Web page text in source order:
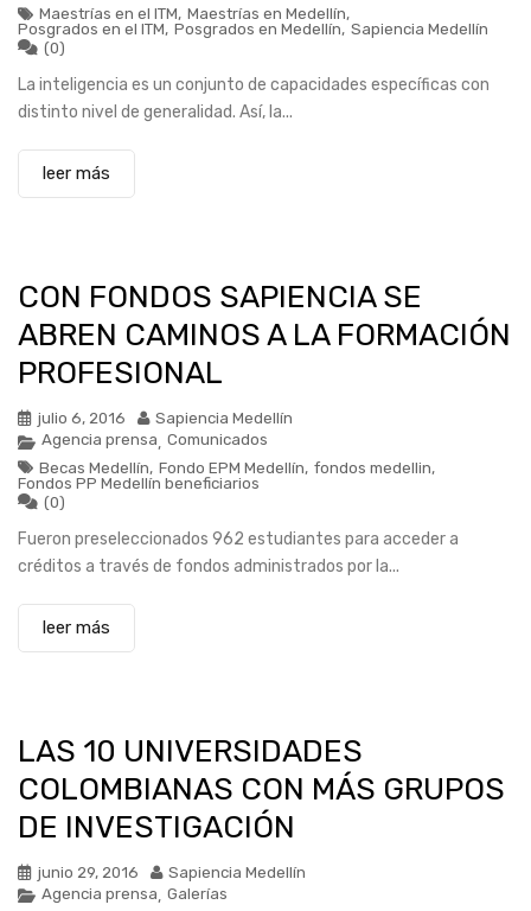
Maestrías en el ITM, Maestrías en Medellín,
Posgrados en el ITM, Posgrados en Medellín, Sapiencia Medellín
(0)
La inteligencia es un conjunto de capacidades específicas con
distinto nivel de generalidad. Así, la...
leer más
CON FONDOS SAPIENCIA SE
ABREN CAMINOS A LA FORMACIÓN
PROFESIONAL
julio 6, 2016
Sapiencia Medellín
Agencia prensa, Comunicados
Becas Medellín, Fondo EPM Medellín, fondos medellin,
Fondos PP Medellín beneficiarios
(0)
Fueron preseleccionados 962 estudiantes para acceder a
créditos a través de fondos administrados por la...
leer más
LAS 10 UNIVERSIDADES
COLOMBIANAS CON MÁS GRUPOS
DE INVESTIGACIÓN
junio 29, 2016
Sapiencia Medellín
Agencia prensa, Galerías